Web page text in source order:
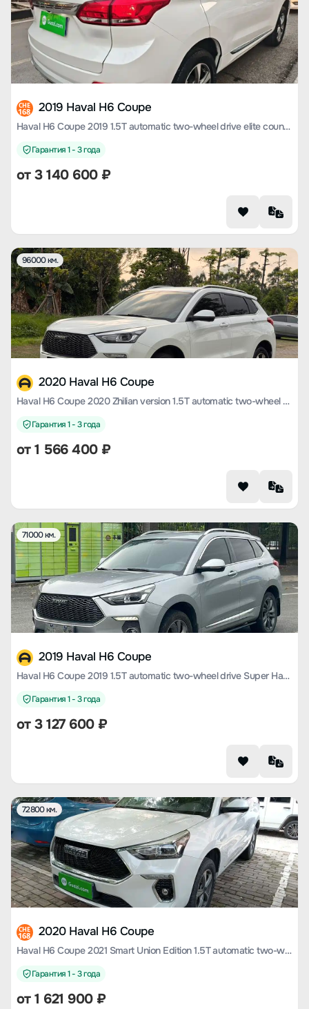
CHE
168 2019 Haval H6 Coupe
Haval H6 Coupe 2019 1.5T automatic two-wheel drive elite country VI
Гарантия 1 - 3 года
от3 140 600₽
96000 км.
2020 Haval H6 Coupe
Haval H6 Coupe 2020 Zhilian version 1.5T automatic two-wheel drive luxury Zhilian type
Гарантия 1 - 3 года
от1 566 400₽
71000 км.
2019 Haval H6 Coupe
Haval H6 Coupe 2019 1.5T automatic two-wheel drive Super Hao Zhilian edition Country VI
Гарантия 1 - 3 года
от3 127 600₽
72800 км.
CHE
168 2020 Haval H6 Coupe
Haval H6 Coupe 2021 Smart Union Edition 1.5T automatic two-wheel drive Luxury Smart Union Edition
Гарантия 1 - 3 года
от1 621 900₽